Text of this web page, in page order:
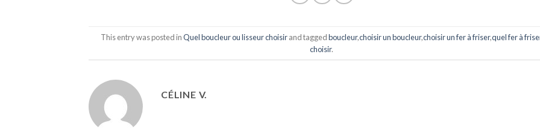
This entry was posted inQuel boucleur ou lisseur choisirand taggedboucleur,choisir un boucleur,choisir un fer à friser,quel fer à
choisir.
CÉLINE V.